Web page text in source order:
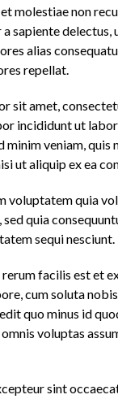
molestiae non
sapiente delectus,
alias
repellat.
sit amet,
incididunt ut
minim veniam,
ut aliquip ex ea
voluptatem quia
quia
sequi nesciunt.
rerum facilis est et
cum soluta
quo minus id
voluptas
sint